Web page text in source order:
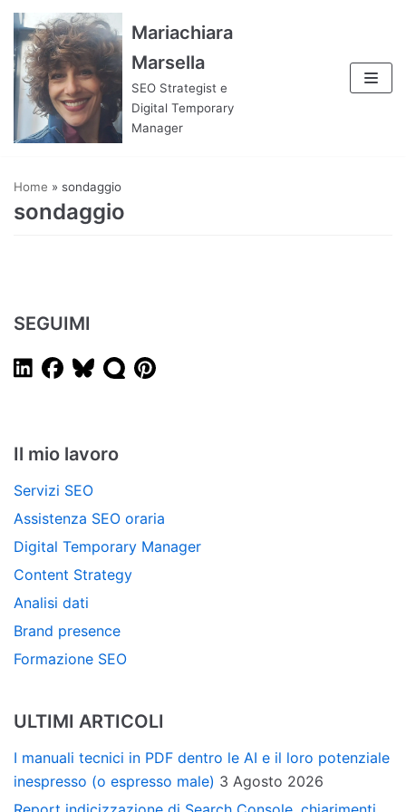
Vai
al
contenuto
Mariachiara
Marsella
SEO Strategist e
Digital Temporary
Manager
Home » sondaggio
sondaggio
SEGUIMI
Il mio lavoro
Servizi SEO
Assistenza SEO oraria
Digital Temporary Manager
Content Strategy
Analisi dati
Brand presence
Formazione SEO
ULTIMI ARTICOLI
I manuali tecnici in PDF dentro le AI e il loro potenziale
inespresso (o espresso male) 3 Agosto 2026